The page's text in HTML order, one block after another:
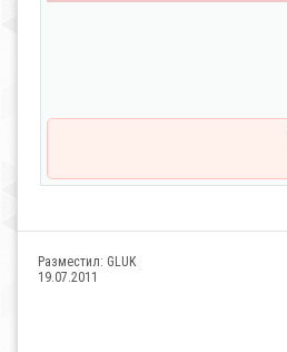
Разместил: GLUK
19.07.2011